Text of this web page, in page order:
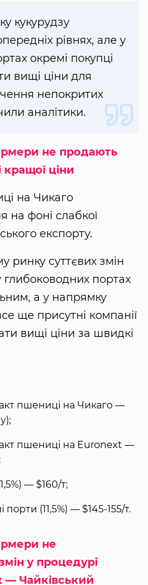
кукурудзу
рівнях, але у
окремі покупці
вищі ціни для
непокритих
аналітики.
не продають
кращої ціни
на Чикаго
на фоні слабкої
експорту.
ринку суттєвих змін
портах
а у напрямку
ще присутні компанії
вищі ціни за швидкі
пшениці на Чикаго —
пшениці на Euronext —
— $160/т;
порти (11,5%) — $145-155/т.
не
у процедурі
— Чайківський